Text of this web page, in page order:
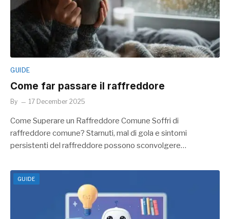
GUIDE
Come far passare il raffreddore
By 17 December 2025
Come Superare un Raffreddore Comune Soffri di
raffreddore comune? Starnuti, mal di gola e sintomi
persistenti del raffreddore possono sconvolgere…
GUIDE